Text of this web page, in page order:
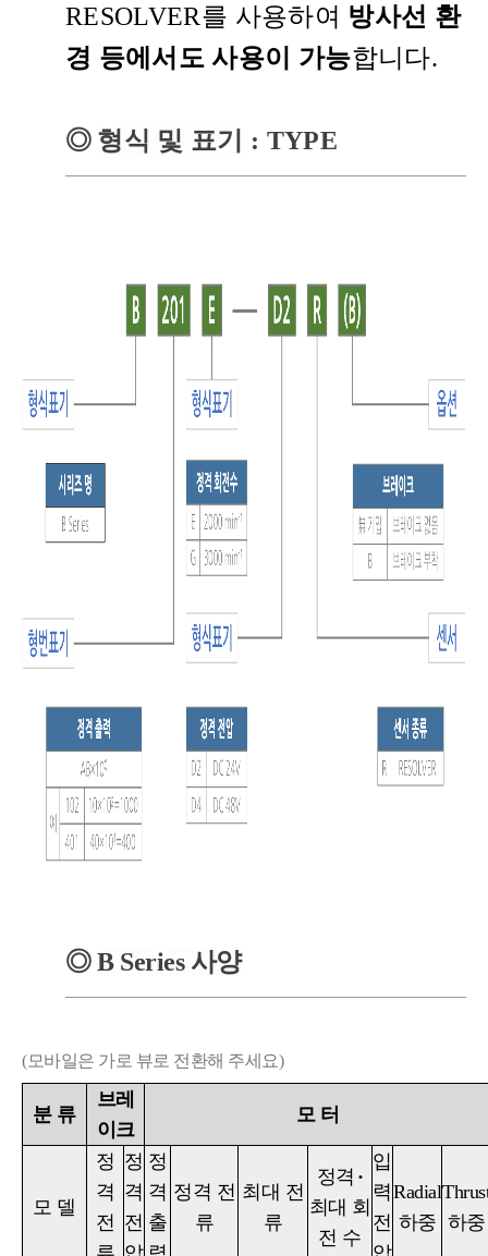
RESOLVER를 사용하여 방사선 환
경 등에서도 사용이 가능합니다.
◎ 형식 및 표기 : TYPE
◎B Series 사양
(모바일은 가로 뷰로 전환해 주세요)
분 류
브레
이크
모 터
모 델
정
격
전
정
격
전
정
격
출
정격 전
류
최대 전
류
정격 ·
최대 회
전 수
입
력
전
Radial
하중 하중